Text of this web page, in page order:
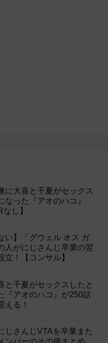
に大喜と千夏がセックス
なった『アオのハコ』
し】
い】「グウェル オス ガ
人がにじさんじ卒業の翌
立！【コンサル】
と千夏がセックスしたと
『アオのハコ』が250話
える！
じさんじVTAを卒業また